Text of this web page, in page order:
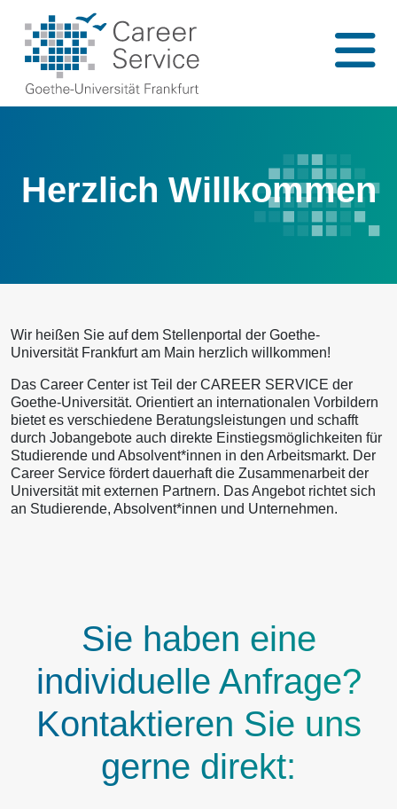
Herzlich Willkommen
Wir heißen Sie auf dem Stellenportal der Goethe-
Universität Frankfurt am Main herzlich willkommen!
Das Career Center ist Teil der CAREER SERVICE der
Goethe-Universität. Orientiert an internationalen Vorbildern
bietet es verschiedene Beratungsleistungen und schafft
durch Jobangebote auch direkte Einstiegsmöglichkeiten für
Studierende und Absolvent*innen in den Arbeitsmarkt. Der
Career Service fördert dauerhaft die Zusammenarbeit der
Universität mit externen Partnern. Das Angebot richtet sich
an Studierende, Absolvent*innen und Unternehmen.
Sie haben eine
individuelle Anfrage?
Kontaktieren Sie uns
gerne direkt: